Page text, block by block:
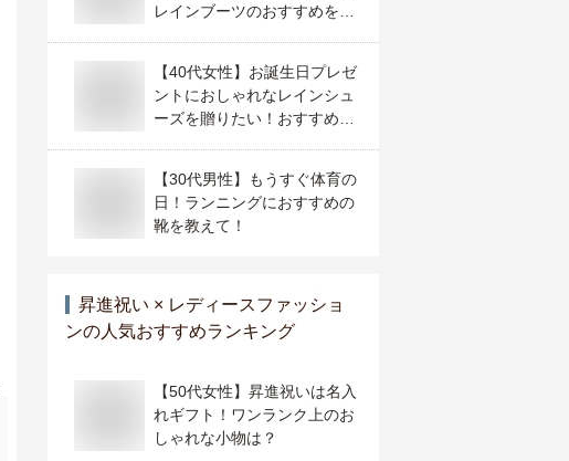
レインブーツのおすすめを教
【40代女性】お誕生日プレゼ
ントにおしゃれなレインシュ
ーズを贈りたい！おすすめ
【30代男性】もうすぐ体育の
日！ランニングにおすすめの
靴を教えて！
昇進祝い × レディースファッショ
ンの人気おすすめランキング
【50代女性】昇進祝いは名入
れギフト！ワンランク上のお
しゃれな小物は？